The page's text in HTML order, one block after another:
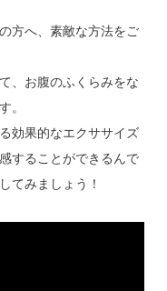
方へ、素敵な方法をご
、お腹のふくらみをな
。
効果的なエクササイズ
することができるんで
てみましょう！